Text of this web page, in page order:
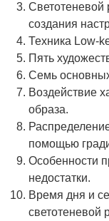
Светотеневой
создания
Техника Low-
Пять
Семь основных
Воздействие
образа.
помощью
Особенности
недостатки.
Время дня и
светотеневой